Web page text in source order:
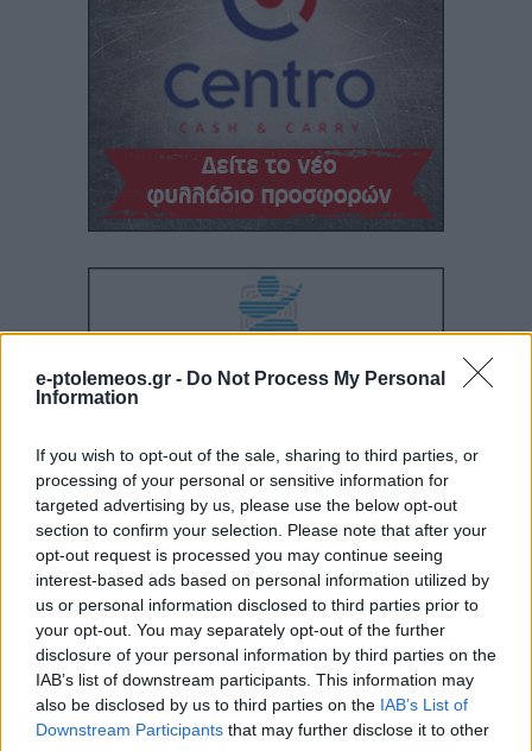
e-ptolemeos.gr - Do Not Process My Personal
Information
If you wish to opt-out of the sale, sharing to third parties, or
processing of your personal or sensitive information for
targeted advertising by us, please use the below opt-out
section to confirm your selection. Please note that after your
opt-out request is processed you may continue seeing
interest-based ads based on personal information utilized by
us or personal information disclosed to third parties prior to
your opt-out. You may separately opt-out of the further
disclosure of your personal information by third parties on the
IAB’s list of downstream participants. This information may
also be disclosed by us to third parties on the IAB’s List of
Downstream Participants that may further disclose it to other